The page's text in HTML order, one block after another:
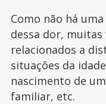
Como não há
dessa dor,
relacionados a
situações da
nascimento de
familiar, etc.